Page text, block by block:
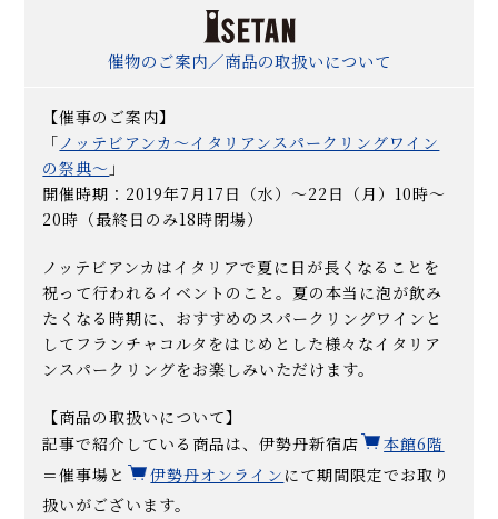
催物のご案内／商品の取扱いについて
【催事のご案内】
「ノッテビアンカ〜イタリアンスパークリングワイン
の祭典〜 」
開催時期：2019年7月17日（水）〜22日（月）10時〜
20時（最終日のみ18時閉場）
ノッテビアンカはイタリアで夏に日が長くなることを
祝って行われるイベントのこと。夏の本当に泡が飲み
たくなる時期に、おすすめのスパークリングワインと
してフランチャコルタをはじめとした様々なイタリア
ンスパークリングをお楽しみいただけます。
【商品の取扱いについて】
記事で紹介している商品は、伊勢丹新宿店
本館6階
＝催事場と
伊勢丹オンライン にて期間限定でお取り
扱いがございます。